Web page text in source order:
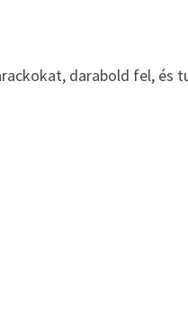
darabold fel, és